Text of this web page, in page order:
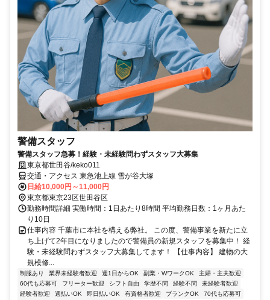
警備スタッフ
警備スタッフ急募！経験・未経験問わずスタッフ大募集
東京都世田谷/keko011
交通・アクセス 東急池上線 雪が谷大塚
日給10,000円～11,000円
東京都東京23区世田谷区
勤務時間詳細 実働時間：1日あたり8時間 平均勤務日数：1ヶ月あた
り10日
仕事内容 千葉市に本社を構える弊社。 この度、警備事業を新たに立
ち上げて2年目になりましたので警備員の新規スタッフを募集中！ 経
験・未経験問わずスタッフ大募集してます！ 【仕事内容】 建物の大
規模修...
制服あり 業界未経験者歓迎 週1日からOK 副業・WワークOK
主婦・主夫歓迎
60代も応募可
フリーター歓迎 シフト自由 学歴不問 経験不問
未経験者歓迎
経験者歓迎
週払いOK 即日払いOK 有資格者歓迎 ブランクOK
70代も応募可